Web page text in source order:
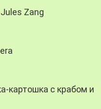
Zang
картошка с крабом и